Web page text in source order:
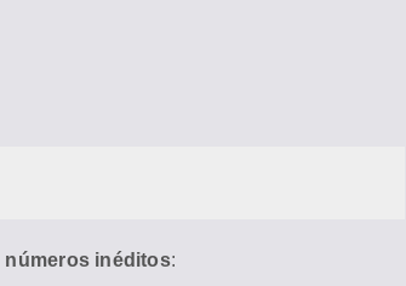
números inéditos: